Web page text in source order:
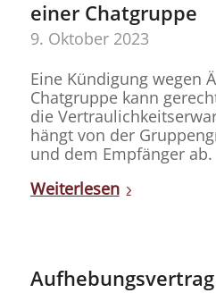
einer Chatgruppe
9. Oktober 2023
Eine Kündigung wegen
Chatgruppe kann
die
hängt von der
und dem Empfänger ab.
Weiterlesen